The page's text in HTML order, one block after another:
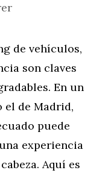
de vehículos,
son claves
En un
el de Madrid,
puede
experiencia
Aquí es